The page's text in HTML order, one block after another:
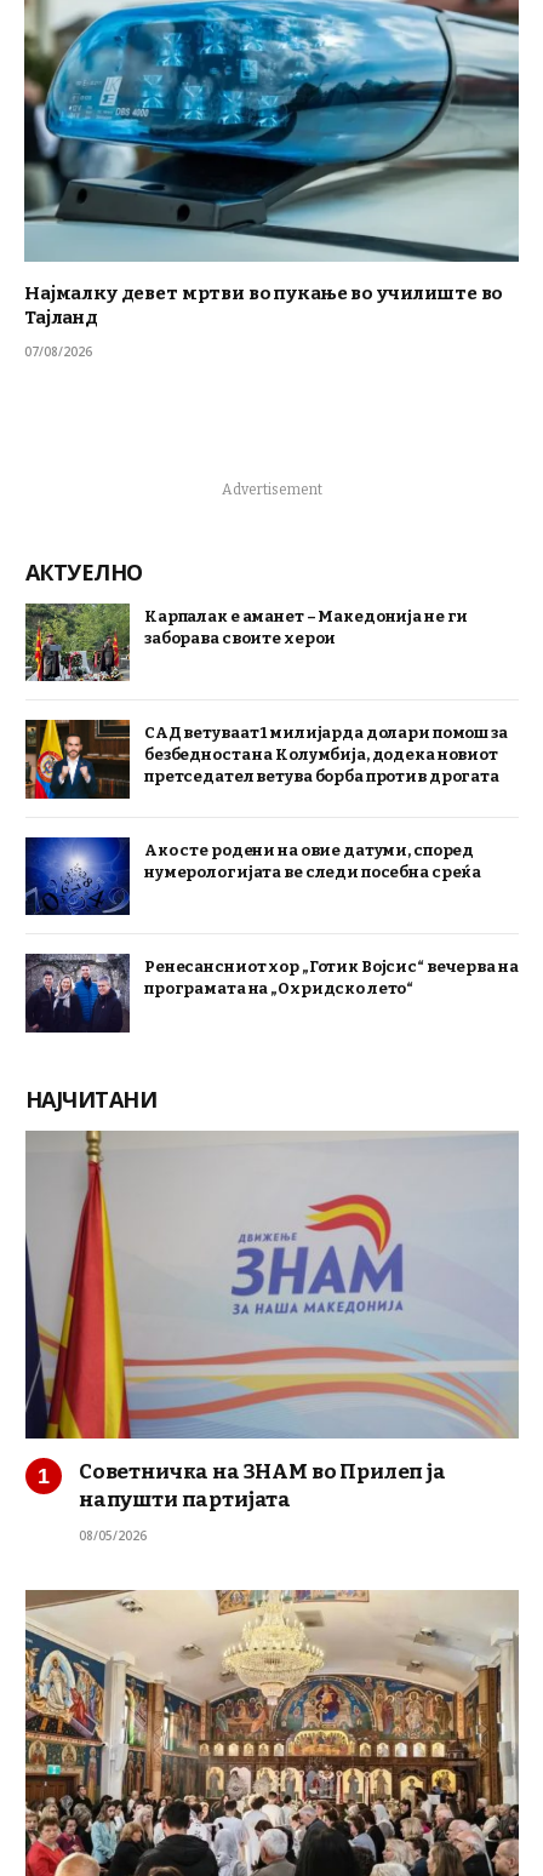
Најмалку девет мртви во пукање во училиште во
Тајланд
07/08/2026
Advertisement
АКТУЕЛНО
Карпалак е аманет – Македонија не ги
заборава своите херои
САД ветуваат 1 милијарда долари помош за
безбедноста на Колумбија, додека новиот
претседател ветува борба против дрогата
Ако сте родени на овие датуми, според
нумерологијата ве следи посебна среќа
Ренесансниот хор „Готик Војсис“ вечерва на
програмата на „Охридско лето“
НАЈЧИТАНИ
Советничка на ЗНАМ во Прилеп ја
напушти партијата
08/05/2026